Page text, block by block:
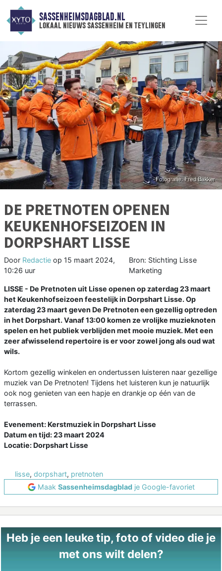
SASSENHEIMSDAGBLAD.NL
lokaal nieuws sassenheim en teylingen
DE PRETNOTEN OPENEN
KEUKENHOFSEIZOEN IN
DORPSHART LISSE
Door Redactie op 15 maart 2024,
10:26 uur
Bron: Stichting Lisse
Marketing
LISSE - De Pretnoten uit Lisse openen op zaterdag 23 maart
het Keukenhofseizoen feestelijk in Dorpshart Lisse. Op
zaterdag 23 maart geven De Pretnoten een gezellig optreden
in het Dorpshart. Vanaf 13:00 komen ze vrolijke muzieknoten
spelen en het publiek verblijden met mooie muziek. Met een
zeer afwisselend repertoire is er voor zowel jong als oud wat
wils.
Kortom gezellig winkelen en ondertussen luisteren naar gezellige
muziek van De Pretnoten! Tijdens het luisteren kun je natuurlijk
ook nog genieten van een hapje en drankje op één van de
terrassen.
Evenement: Kerstmuziek in Dorpshart Lisse
Datum en tijd: 23 maart 2024
Locatie: Dorpshart Lisse
lisse, dorpshart, pretnoten
Maak Sassenheimsdagbladje Google-favoriet
Heb je een leuke tip, foto of video die je
met ons wilt delen?